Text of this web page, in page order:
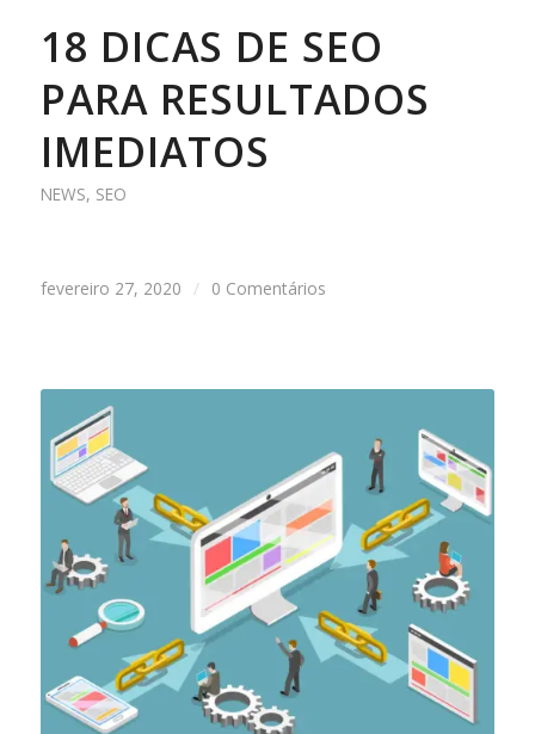
18 DICAS DE SEO
PARA RESULTADOS
IMEDIATOS
NEWS, SEO
fevereiro 27, 2020 / 0 Comentários